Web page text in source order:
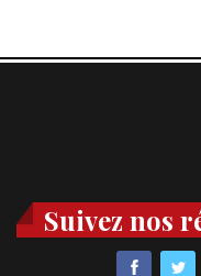
Suivez nos